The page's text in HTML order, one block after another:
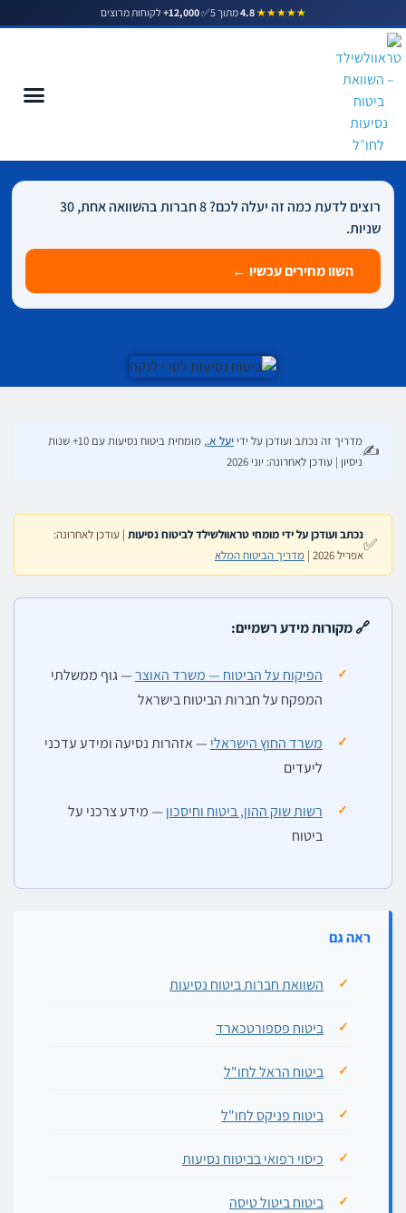
★★★★★
4.8מתוך 5 ✅
12,000+ לקוחות מרוצים
רוצים לדעת כמה זה יעלה לכם? 8 חברות בהשוואה אחת, 30
שניות.
השוו מחירים עכשיו ←
✍️
מדריך זה נכתב ועודכן על ידי יעל א.
, מומחית ביטוח נסיעות עם 10+ שנות
ניסיון | עודכן לאחרונה: יוני 2026
✅נכתב ועודכן על ידי מומחי טראוולשילד לביטוח נסיעות | עודכן לאחרונה:
אפריל 2026 |
מדריך הביטוח המלא
🔗 מקורות מידע רשמיים:
הפיקוח על הביטוח — משרד האוצר— גוף ממשלתי
המפקח על חברות הביטוח בישראל
משרד החוץ הישראלי — אזהרות נסיעה ומידע עדכני
ליעדים
רשות שוק ההון, ביטוח וחיסכון — מידע צרכני על
ביטוח
ראה גם
השוואת חברות ביטוח נסיעות
ביטוח פספורטכארד
ביטוח הראל לחו"ל
ביטוח פניקס לחו"ל
כיסוי רפואי בביטוח נסיעות
ביטוח ביטול טיסה